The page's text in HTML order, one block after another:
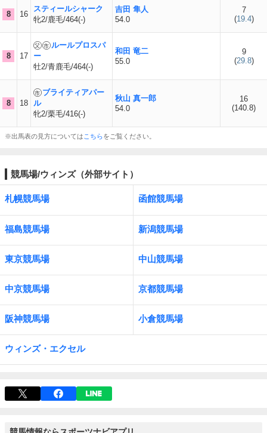
8 16
スティールシャーク
牝2/鹿毛/464(-)
吉田 隼人
54.0
7
(19.4)
8 17
ルールプロスパ
ー
牡2/青鹿毛/464(-)
和田 竜二
55.0
9
(29.8)
8 18
ブライティアパー
ル
牝2/栗毛/416(-)
秋山 真一郎
54.0
16
(140.8)
※出馬表の見方については こちらをご覧ください。
競馬場/ウィンズ（外部サイト）
札幌競馬場 函館競馬場
福島競馬場 新潟競馬場
東京競馬場 中山競馬場
中京競馬場 京都競馬場
阪神競馬場 小倉競馬場
ウィンズ・エクセル